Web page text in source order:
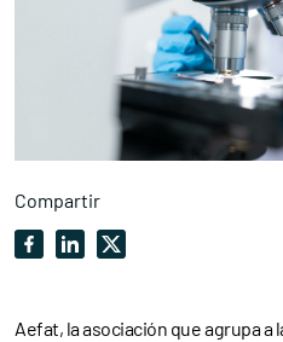
Compartir
Aefat, la asociación que agrupa a